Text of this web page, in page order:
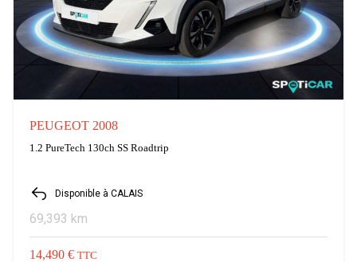
PEUGEOT 2008
1.2 PureTech 130ch SS Roadtrip
Disponible à CALAIS
69,393 km
14,490 € TTC